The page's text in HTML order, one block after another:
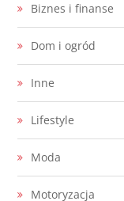
Biznes i finanse
Dom i ogród
Inne
Lifestyle
Moda
Motoryzacja